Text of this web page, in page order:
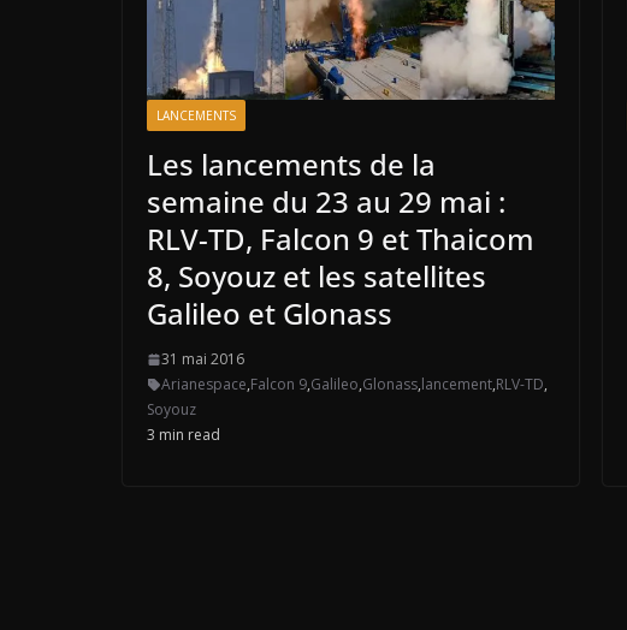
LANCEMENTS
Les lancements de la
semaine du 23 au 29 mai :
RLV-TD, Falcon 9 et Thaicom
8, Soyouz et les satellites
Galileo et Glonass
31 mai 2016
Arianespace,Falcon 9,Galileo,Glonass,lancement,RLV-TD,
Soyouz
3 min read